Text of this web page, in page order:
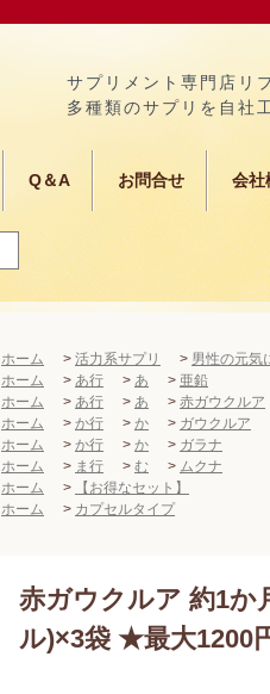
サプリメント専門店リ
多種類のサプリを自社
Q＆A お問合せ 会社
ホーム > 活力系サプリ > 男性の元気
ホーム
> あ行 > あ > 亜鉛
ホーム
> あ行 > あ > 赤ガウクルア
ホーム
> か行 > か > ガウクルア
ホーム
> か行 > か > ガラナ
ホーム
> ま行 > む > ムクナ
ホーム
>
【お得なセット】
ホーム
> カプセルタイプ
赤ガウクルア 約1か
ル)×3袋 ★最大1200